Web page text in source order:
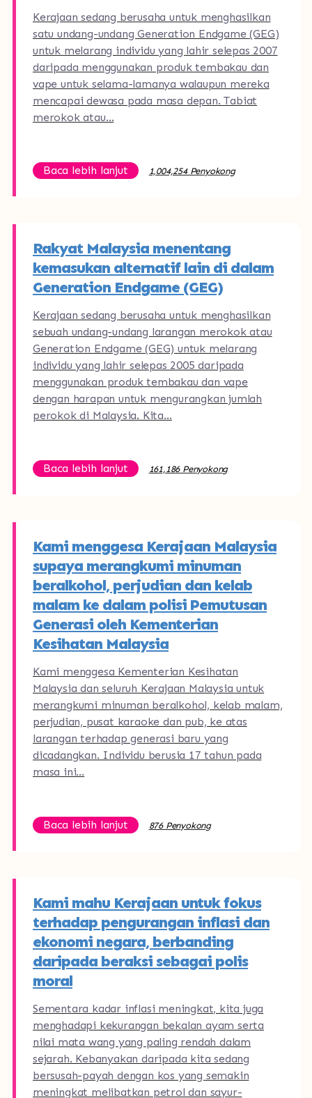
Kerajaan sedang berusaha untuk menghasilkan
satu undang-undang Generation Endgame (GEG)
untuk melarang individu yang lahir selepas 2007
daripada menggunakan produk tembakau dan
vape untuk selama-lamanya walaupun mereka
mencapai dewasa pada masa depan. Tabiat
merokok atau…
Baca lebih lanjut 1,004,254 Penyokong
Rakyat Malaysia menentang
kemasukan alternatif lain di dalam
Generation Endgame (GEG)
Kerajaan sedang berusaha untuk menghasilkan
sebuah undang-undang larangan merokok atau
Generation Endgame (GEG) untuk melarang
individu yang lahir selepas 2005 daripada
menggunakan produk tembakau dan vape
dengan harapan untuk mengurangkan jumlah
perokok di Malaysia. Kita…
Baca lebih lanjut 161,186 Penyokong
Kami menggesa Kerajaan Malaysia
supaya merangkumi minuman
beralkohol, perjudian dan kelab
malam ke dalam polisi Pemutusan
Generasi oleh Kementerian
Kesihatan Malaysia
Kami menggesa Kementerian Kesihatan
Malaysia dan seluruh Kerajaan Malaysia untuk
merangkumi minuman beralkohol, kelab malam,
perjudian, pusat karaoke dan pub, ke atas
larangan terhadap generasi baru yang
dicadangkan. Individu berusia 17 tahun pada
masa ini…
Baca lebih lanjut 876 Penyokong
Kami mahu Kerajaan untuk fokus
terhadap pengurangan inflasi dan
ekonomi negara, berbanding
daripada beraksi sebagai polis
moral
Sementara kadar inflasi meningkat, kita juga
menghadapi kekurangan bekalan ayam serta
nilai mata wang yang paling rendah dalam
sejarah. Kebanyakan daripada kita sedang
bersusah-payah dengan kos yang semakin
meningkat melibatkan petrol dan sayur-